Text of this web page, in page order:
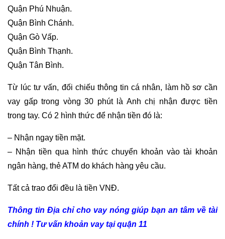
Quận Phú Nhuận.
Quận Bình Chánh.
Quận Gò Vấp.
Quận Bình Thạnh.
Quận Tân Bình.
Từ lúc tư vấn, đối chiếu thông tin cá nhân, làm hồ sơ cần
vay gấp trong vòng 30 phút là Anh chị nhận được tiền
trong tay. Có 2 hình thức để nhận tiền đó là:
– Nhận ngay tiền mặt.
– Nhận tiền qua hình thức chuyển khoản vào tài khoản
ngân hàng, thẻ ATM do khách hàng yêu cầu.
Tất cả trao đổi đều là tiền VNĐ.
Thông tin Địa chỉ cho vay nóng giúp bạn an tâm về tài
chính ! Tư vấn khoản vay tại quận 11